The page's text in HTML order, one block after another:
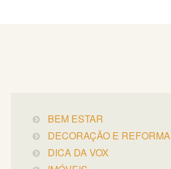
BEM ESTAR
DECORAÇÃO E REFORMA
DICA DA VOX